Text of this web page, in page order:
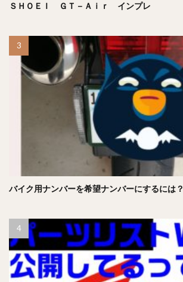
ＳＨＯＥＩ ＧＴ－Ａｉｒ インプレ
バイク用ナンバーを希望ナンバーにするには？